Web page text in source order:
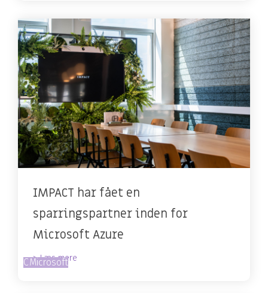
IMPACT har fået en
sparringspartner inden for
Microsoft Azure
Cloud
Microsoft
> Læs mere